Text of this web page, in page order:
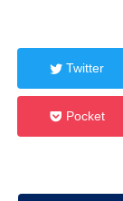
Twitter
Pocket